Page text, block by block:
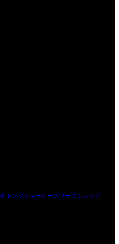
キャンプショーケースワークショップ